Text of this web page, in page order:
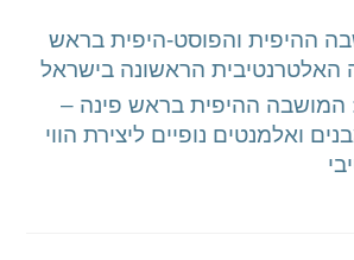
ההיפית והפוסט-היפית בראש
האלטרנטיבית הראשונה בישראל
ההיפית בראש פינה –
ואלמנטים נופיים ליצירת הווי